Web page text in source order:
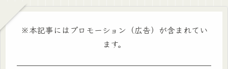
※本記事にはプロモーション（広告）が含まれてい
ます。